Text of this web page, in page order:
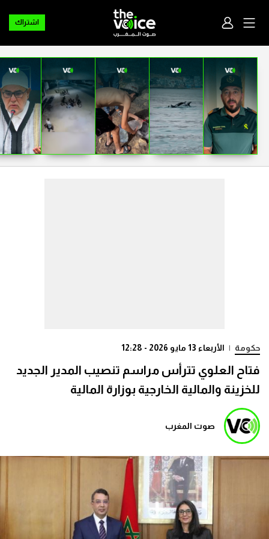
اشتراك
حكومة | الأربعاء 13 مايو 2026 - 12:28
فتاح العلوي تترأس مراسم تنصيب المدير الجديد
للخزينة والمالية الخارجية بوزارة المالية
صوت المغرب